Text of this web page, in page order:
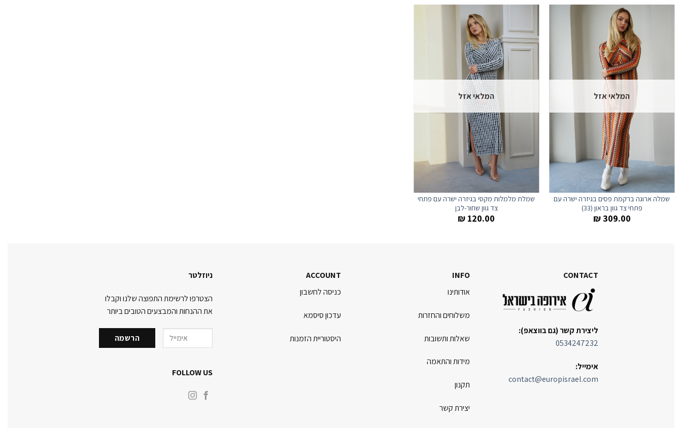
המלאי אזל
שמלה ארוגה ברקמת פסים בגיזרה ישרה עם
פתחי צד גוון בראון (33)
309.00
₪
המלאי אזל
שמלת מלמלות מקסי בגיזרה ישרה עם פתחי
צד גוון שחור-לבן
120.00
₪
CONTACT
ליצירת קשר (גם בווצאפ):
0534247232
אימייל:
contact@europisrael.com
INFO
אודותינו
משלוחים והחזרות
שאלות ותשובות
מידות והתאמה
תקנון
יצירת קשר
ACCOUNT
כניסה לחשבון
עדכון סיסמא
היסטוריית הזמנות
ניוזלטר
הצטרפו לרשימת התפוצה שלנו וקבלו
את ההנחות והמבצעים הטובים ביותר
FOLLOW US